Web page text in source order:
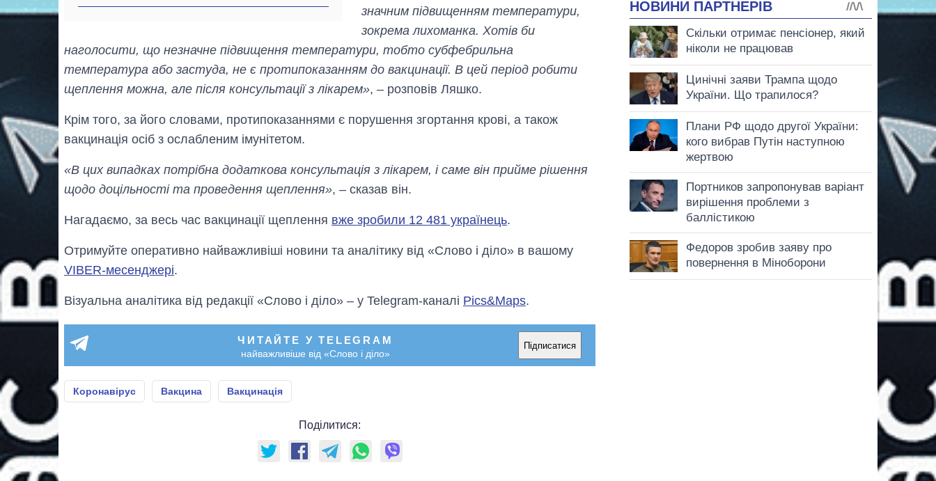
значним підвищенням температури,
зокрема лихоманка. Хотів би
наголосити, що незначне підвищення температури, тобто субфебрильна
температура або застуда, не є протипоказанням до вакцинації. В цей період робити
щеплення можна, але після консультації з лікарем», – розповів Ляшко.
Крім того, за його словами, протипоказаннями є порушення згортання крові, а також
вакцинація осіб з ослабленим імунітетом.
«В цих випадках потрібна додаткова консультація з лікарем, і саме він прийме рішення
щодо доцільності та проведення щеплення», – сказав він.
Нагадаємо, за весь час вакцинації щеплення вже зробили 12 481 українець.
Отримуйте оперативно найважливіші новини та аналітику від «Слово і діло» в вашому
VIBER-месенджері.
Візуальна аналітика від редакції «Слово і діло» – у Telegram-каналі Pics&Maps.
ЧИТАЙТЕ У TELEGRAM
найважливіше від «Слово і діло»
Підписатися
Коронавірус Вакцина Вакцинація
Поділитися: